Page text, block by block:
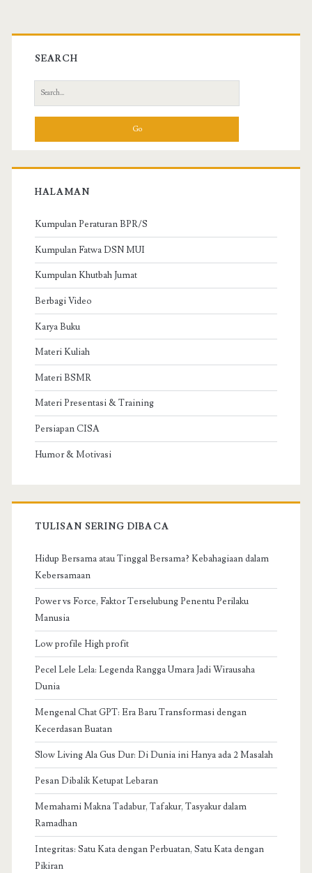
SEARCH
e
r
h
f
r
:
HALAMAN
Kumpulan Peraturan BPR/S
Kumpulan Fatwa DSN MUI
Kumpulan Khutbah Jumat
Berbagi Video
Karya Buku
Materi Kuliah
Materi BSMR
Materi Presentasi & Training
Persiapan CISA
Humor & Motivasi
TULISAN SERING DIBACA
Hidup Bersama atau Tinggal Bersama? Kebahagiaan dalam
Kebersamaan
Power vs Force, Faktor Terselubung Penentu Perilaku
Manusia
Low profile High profit
Pecel Lele Lela: Legenda Rangga Umara Jadi Wirausaha
Dunia
Mengenal Chat GPT: Era Baru Transformasi dengan
Kecerdasan Buatan
Slow Living Ala Gus Dur: Di Dunia ini Hanya ada 2 Masalah
Pesan Dibalik Ketupat Lebaran
Memahami Makna Tadabur, Tafakur, Tasyakur dalam
Ramadhan
Integritas: Satu Kata dengan Perbuatan, Satu Kata dengan
Pikiran